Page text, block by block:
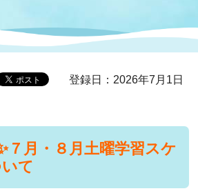
登録日：2026年7月1日
７月・８月土曜学習スケ
て